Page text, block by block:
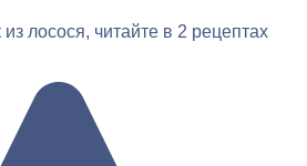
из лосося, читайте в 2 рецептах